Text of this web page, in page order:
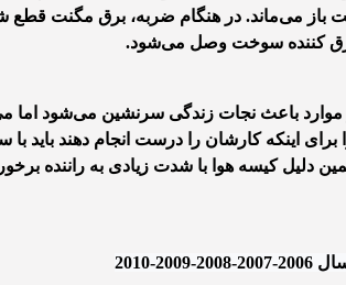
باز می‌ماند. در هنگام ضربه، برق مگنت
کننده سوخت وصل می‌شود.
موارد باعث نجات زندگی سرنشین می‌شود اما
اینکه کارشان را درست انجام دهند باید با
دلیل کیسه هوا با شدت زیادی به راننده
2010